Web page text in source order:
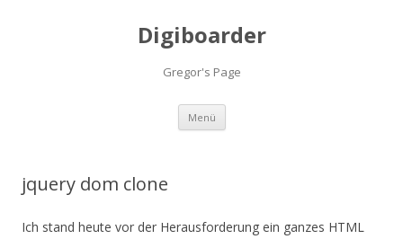
Digiboarder
Gregor's Page
Menü Zum
springen
jquery dom clone
Ich stand heute vor der Herausforderung ein ganzes HTML